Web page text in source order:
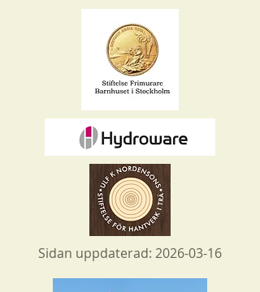
Sidan uppdaterad: 2026-03-16